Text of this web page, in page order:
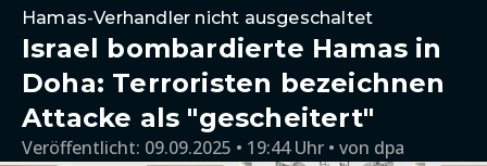
Hamas-Verhandler nicht ausgeschaltet
Israel bombardierte Hamas in
Doha: Terroristen bezeichnen
Attacke als "gescheitert"
Veröffentlicht: 09.09.2025 • 19:44 Uhr von dpa